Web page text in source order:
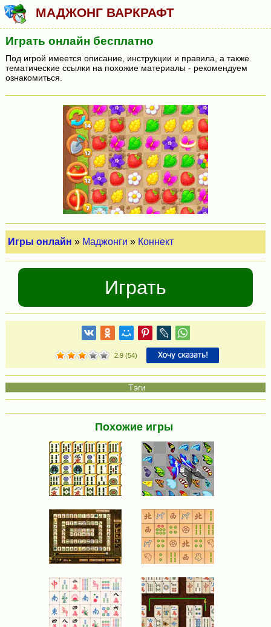
МАДЖОНГ ВАРКРАФТ
Играть онлайн бесплатно
Под игрой имеется описание, инструкции и правила, а также
тематические ссылки на похожие материалы - рекомендуем
ознакомиться.
Игры онлайн » Маджонги » Коннект
Играть
2.9(54)
Похожие игры